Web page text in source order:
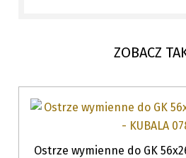
ZOBACZ
Ostrze wymienne do GK